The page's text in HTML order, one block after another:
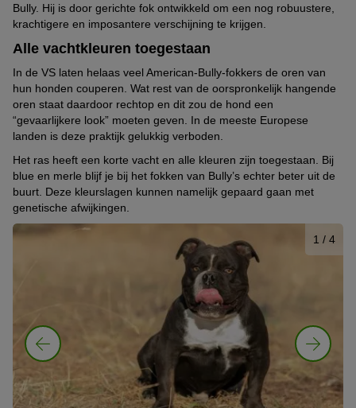
Bully. Hij is door gerichte fok ontwikkeld om een nog robuustere,
krachtigere en imposantere verschijning te krijgen.
Alle vachtkleuren toegestaan
In de VS laten helaas veel American-Bully-fokkers de oren van
hun honden couperen. Wat rest van de oorspronkelijk hangende
oren staat daardoor rechtop en dit zou de hond een
“gevaarlijkere look” moeten geven. In de meeste Europese
landen is deze praktijk gelukkig verboden.
Het ras heeft een korte vacht en alle kleuren zijn toegestaan. Bij
blue en merle blijf je bij het fokken van Bully’s echter beter uit de
buurt. Deze kleurslagen kunnen namelijk gepaard gaan met
genetische afwijkingen.
1 / 4